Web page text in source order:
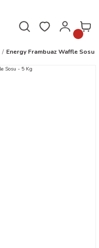
Energy Frambuaz Waffle Sosu